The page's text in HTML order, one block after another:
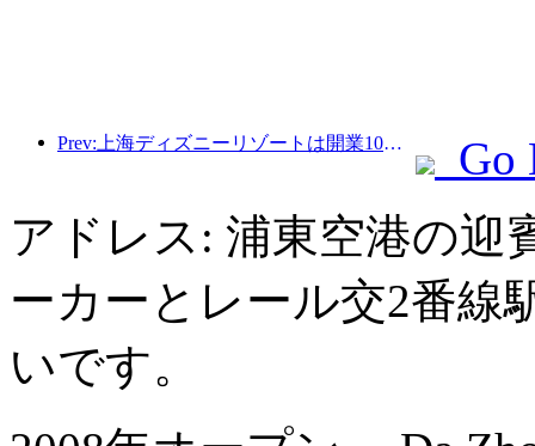
Prev:上海ディズニーリゾートは開業10周年を迎え、これまでに1億人以上の来場者数を記録した。
Go
アドレス: 浦東空港の迎
ーカーとレール交2番線
いです。